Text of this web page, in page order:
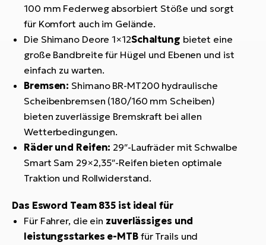
100 mm Federweg absorbiert Stöße und sorgt
für Komfort auch im Gelände.
Die Shimano Deore 1×12Schaltung bietet eine
große Bandbreite für Hügel und Ebenen und ist
einfach zu warten.
Bremsen: Shimano BR-MT200 hydraulische
Scheibenbremsen (180/160 mm Scheiben)
bieten zuverlässige Bremskraft bei allen
Wetterbedingungen.
Räder und Reifen: 29″-Laufräder mit Schwalbe
Smart Sam 29×2,35″-Reifen bieten optimale
Traktion und Rollwiderstand.
Das Esword Team 835 ist ideal für
Für Fahrer, die ein zuverlässiges und
leistungsstarkes e-MTBfür Trails und